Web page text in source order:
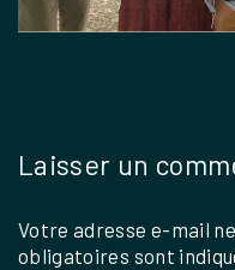
Laisser un
Votre adresse e-mail
obligatoires sont